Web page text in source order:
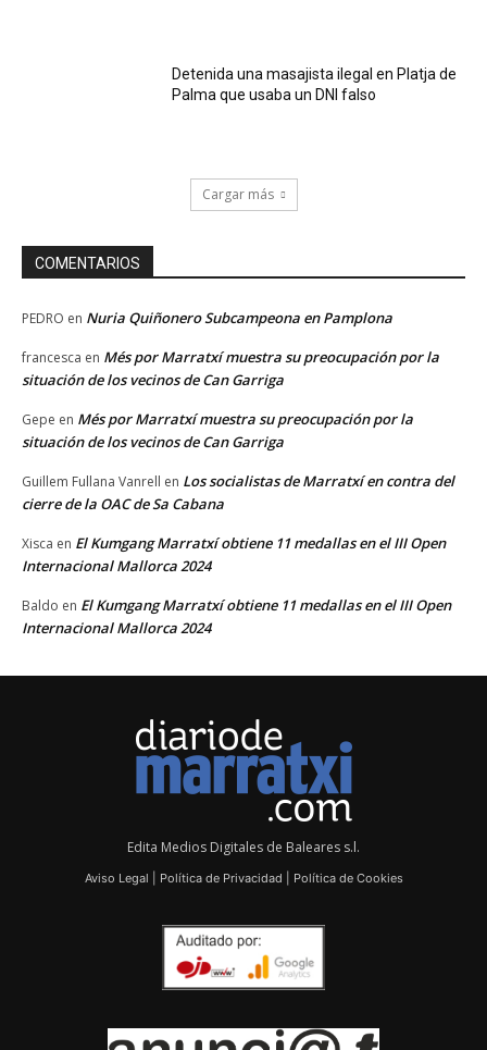
Detenida una masajista ilegal en Platja de
Palma que usaba un DNI falso
Cargar más
COMENTARIOS
PEDRO en Nuria Quiñonero Subcampeona en Pamplona
francesca en Més por Marratxí muestra su preocupación por la
situación de los vecinos de Can Garriga
Gepe en Més por Marratxí muestra su preocupación por la
situación de los vecinos de Can Garriga
Guillem Fullana Vanrell en Los socialistas de Marratxí en contra del
cierre de la OAC de Sa Cabana
Xisca en El Kumgang Marratxí obtiene 11 medallas en el III Open
Internacional Mallorca 2024
Baldo en El Kumgang Marratxí obtiene 11 medallas en el III Open
Internacional Mallorca 2024
Edita Medios Digitales de Baleares s.l.
Aviso Legal Política de Privacidad Política de Cookies